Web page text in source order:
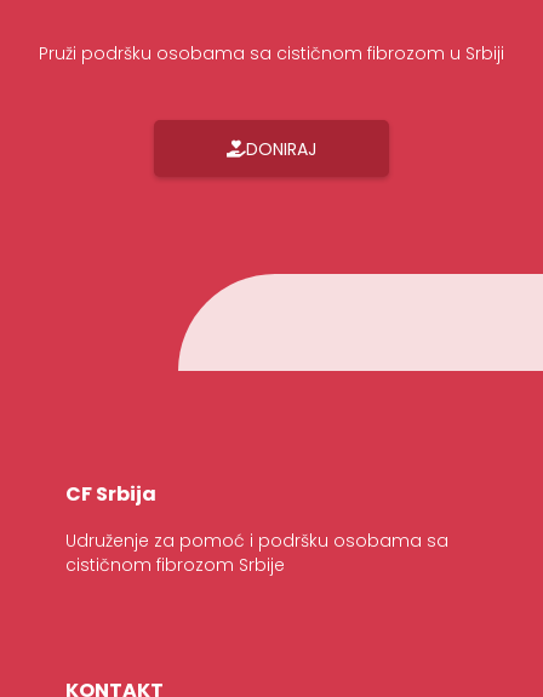
Pruži podršku osobama sa cističnom fibrozom u Srbiji
DONIRAJ
CF Srbija
Udruženje za pomoć i podršku osobama sa
cističnom fibrozom Srbije
KONTAKT